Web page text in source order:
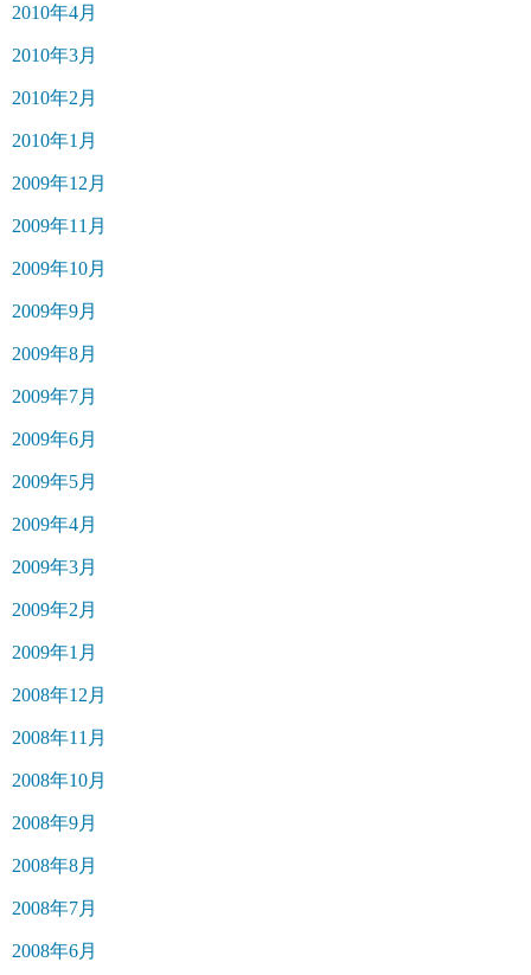
2010年4月
2010年3月
2010年2月
2010年1月
2009年12月
2009年11月
2009年10月
2009年9月
2009年8月
2009年7月
2009年6月
2009年5月
2009年4月
2009年3月
2009年2月
2009年1月
2008年12月
2008年11月
2008年10月
2008年9月
2008年8月
2008年7月
2008年6月